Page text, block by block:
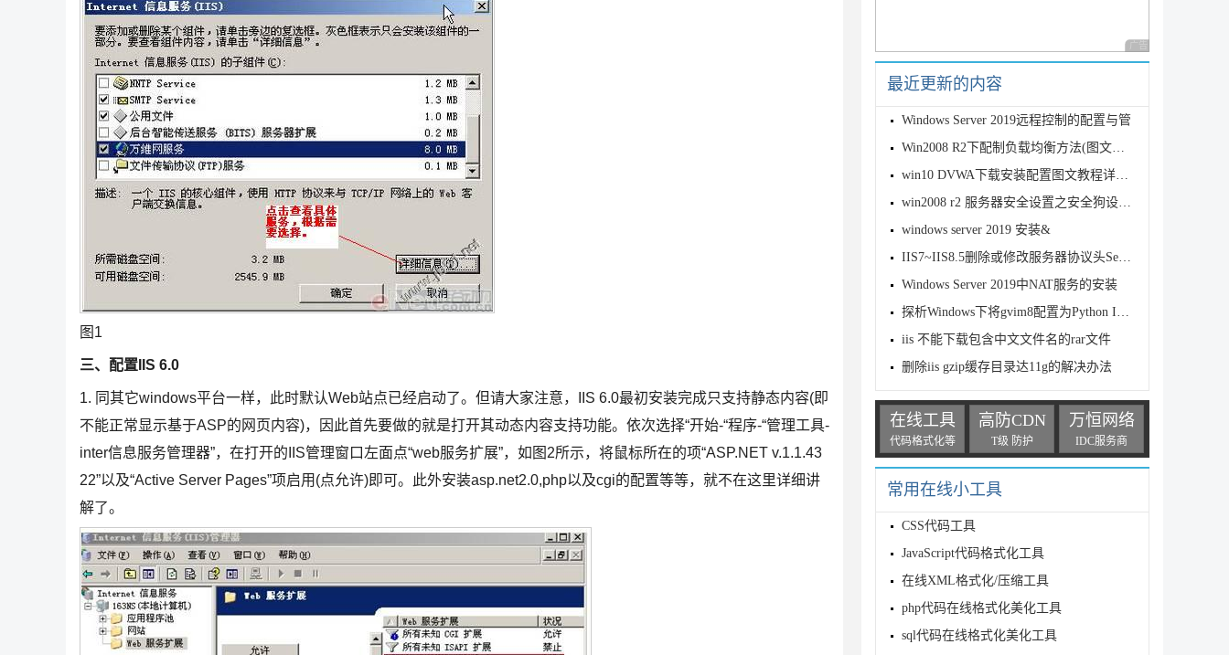
图1
三、配置 IIS 6.0
1. 同其它windows平台一样，此时默认Web站点已经启动了。但请大家注意，IIS 6.0最初安装完成只支持静态内容(即
不能正常显示基于ASP的网页内容)，因此首先要做的就是打开其动态内容支持功能。依次选择“开始-“程序-“管理工具-
inter信息服务管理器”，在打开的IIS管理窗口左面点“web服务扩展”，如图2所示，将鼠标所在的项“ASP.NET v.1.1.43
22”以及“Active Server Pages”项启用(点允许)即可。此外安装asp.net2.0,php以及cgi的配置等等，就不在这里详细讲
解了。
广告 商业广告，理性
最近更新的内容
Windows Server 2019远程控制的配置与管
Win2008 R2下配制负载均衡方法(图文简洁版)
win10 DVWA下载安装配置图文教程详解（新手学渗透）
win2008 r2 服务器安全设置之安全狗设置图文教程
windows server 2019 安装&
IIS7~IIS8.5删除或修改服务器协议头Server
Windows Server 2019中NAT服务的安装
探析Windows下将gvim8配置为Python IDE的方法
iis 不能下载包含中文文件名的rar文件
删除iis gzip缓存目录达11g的解决办法
在线工具
代码格式化等
高防CDN
T级 防护
万恒网络
IDC服务商
常用在线小工具
CSS代码工具
JavaScript代码格式化工具
在线XML格式化/压缩工具
php代码在线格式化美化工具
sql代码在线格式化美化工具